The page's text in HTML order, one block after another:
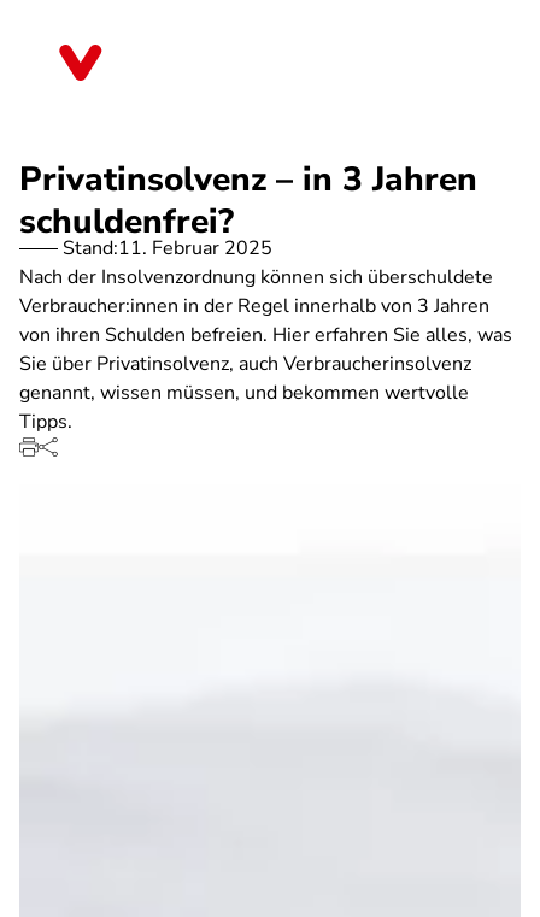
Privatinsolvenz – in 3 Jahren
schuldenfrei?
Stand:11. Februar 2025
Nach der Insolvenzordnung können sich überschuldete
Verbraucher:innen in der Regel innerhalb von 3 Jahren
von ihren Schulden befreien. Hier erfahren Sie alles, was
Sie über Privatinsolvenz, auch Verbraucherinsolvenz
genannt, wissen müssen, und bekommen wertvolle
Tipps.